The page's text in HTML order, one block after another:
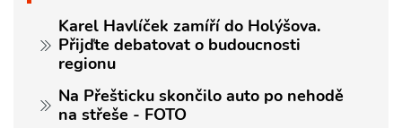
Karel Havlíček zamíří do Holýšova.
Přijďte debatovat o budoucnosti
regionu
Na Přešticku skončilo auto po nehodě
na střeše - FOTO